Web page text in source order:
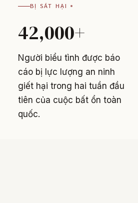
BỊ SÁT HẠI
42,000+
Người biểu tình được báo
cáo bị lực lượng an ninh
giết hại trong hai tuần đầu
tiên của cuộc bất ổn toàn
quốc.